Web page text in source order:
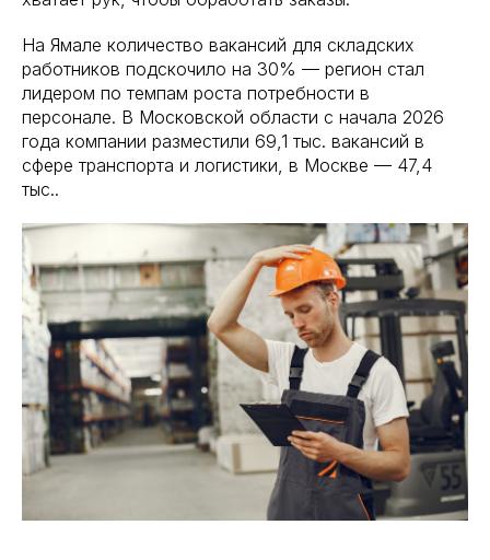
На Ямале количество вакансий для складских
работников подскочило на 30% — регион стал
лидером по темпам роста потребности в
персонале. В Московской области с начала 2026
года компании разместили 69,1 тыс. вакансий в
сфере транспорта и логистики, в Москве — 47,4
тыс..